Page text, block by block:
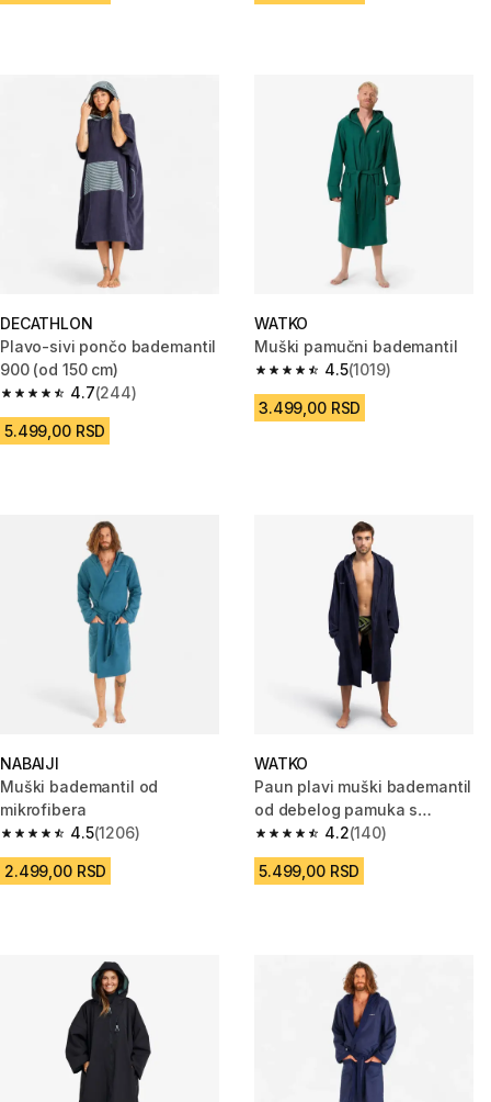
DECATHLON
Plavo-sivi pončo bademantil
900 (od 150 cm)
4.7
4.7 od 5 zvezdica from 244 Recenzije
(244)
5.499,00 RSD
WATKO
Muški pamučni bademantil
4.5
4.5 od 5 zvezdica from 1019
(1019)
3.499,00 RSD
NABAIJI
Muški bademantil od
mikrofibera
4.5
4.5 od 5 zvezdica from 1206 Recenzije
(1206)
2.499,00 RSD
WATKO
Paun plavi muški bademantil
od debelog pamuka s
kapuljačom
4.2
4.2 od 5 zvezdica from 140
(140)
5.499,00 RSD